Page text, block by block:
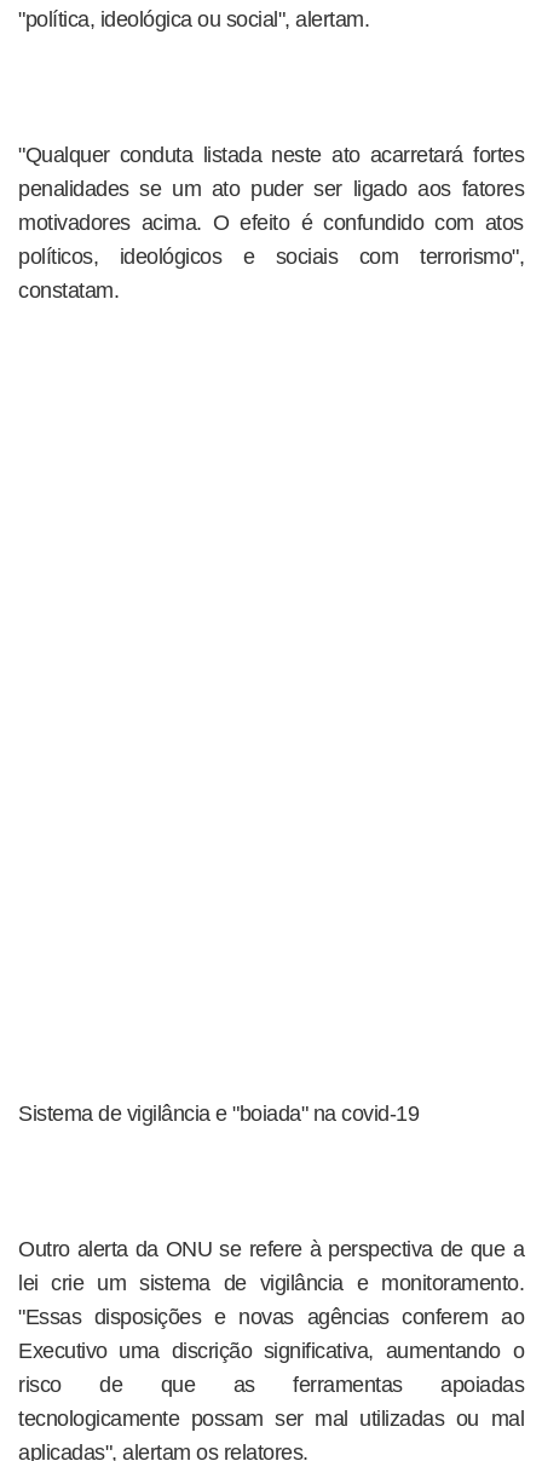
"política, ideológica ou social", alertam.
"Qualquer conduta listada neste ato acarretará fortes
penalidades se um ato puder ser ligado aos fatores
motivadores acima. O efeito é confundido com atos
políticos, ideológicos e sociais com terrorismo",
constatam.
Sistema de vigilância e "boiada" na covid-19
Outro alerta da ONU se refere à perspectiva de que a
lei crie um sistema de vigilância e monitoramento.
"Essas disposições e novas agências conferem ao
Executivo uma discrição significativa, aumentando o
risco de que as ferramentas apoiadas
tecnologicamente possam ser mal utilizadas ou mal
aplicadas", alertam os relatores.